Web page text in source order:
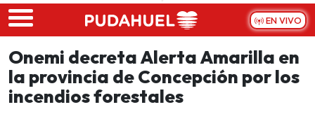
Skip to main content
EN VIVO
Onemi decreta Alerta Amarilla en
la provincia de Concepción por los
incendios forestales